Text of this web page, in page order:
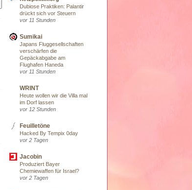
Dubiose Praktiken: Palantir
drückt sich vor Steuern
vor 11 Stunden
Sumikai
Japans Fluggesellschaften
verschärfen die
Gepäckabgabe am
Flughafen Haneda
vor 11 Stunden
WRINT
Heute wollen wir die Villa mal
im Dorf lassen
vor 12 Stunden
Feuilletöne
Hacked By Tempix 0day
vor 2 Tagen
Jacobin
Produziert Bayer
Chemiewaffen für Israel?
vor 2 Tagen